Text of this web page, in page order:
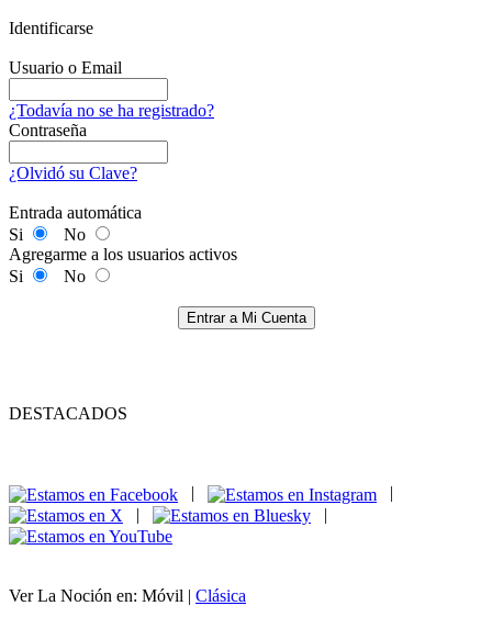
Identificarse
Usuario o Email
¿Todavía no se ha registrado?
Contraseña
¿Olvidó su Clave?
Entrada automática
Si
No
Agregarme a los usuarios activos
Si
No
Entrar a Mi Cuenta
DESTACADOS
|
|
Ver La Noción en: Móvil | Clásica